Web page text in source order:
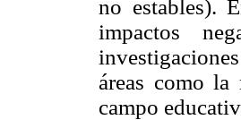
no estables).
impactos
áreas como
campo